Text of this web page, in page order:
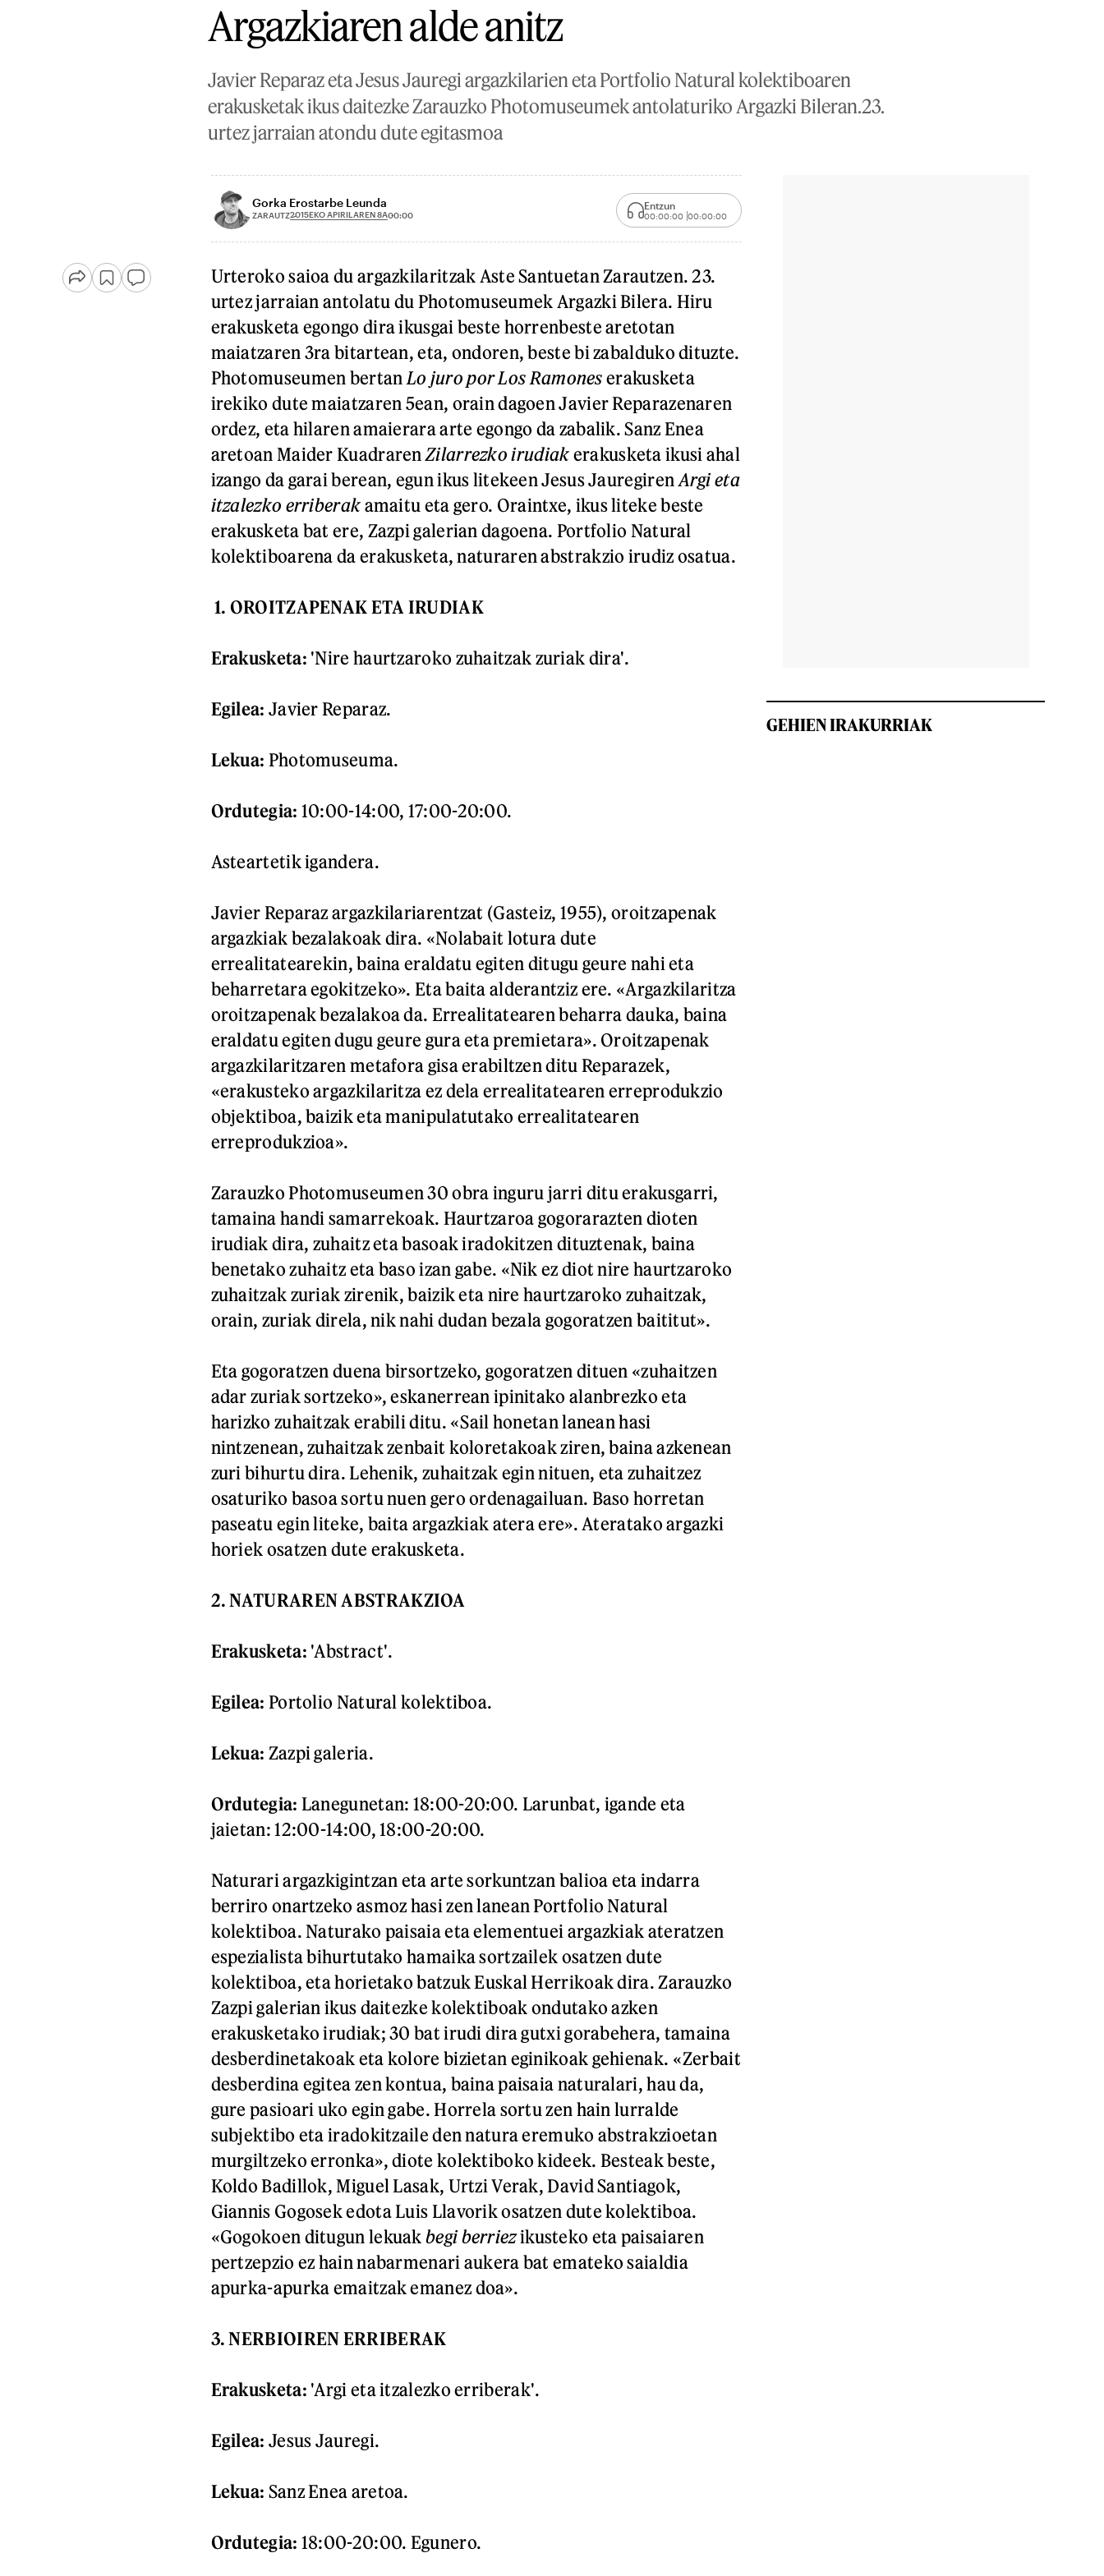
Argazkiaren alde anitz
Javier Reparaz eta Jesus Jauregi argazkilarien eta Portfolio Natural kolektiboaren
erakusketak ikus daitezke Zarauzko Photomuseumek antolaturiko Argazki Bileran.23.
urtez jarraian atondu dute egitasmoa
Gorka Erostarbe Leunda
ZARAUTZ2015EKO APIRILAREN 8A00:00
Entzun
00:00:00 00:00:00
Urteroko saioa du argazkilaritzak Aste Santuetan Zarautzen. 23.
urtez jarraian antolatu du Photomuseumek Argazki Bilera. Hiru
erakusketa egongo dira ikusgai beste horrenbeste aretotan
maiatzaren 3ra bitartean, eta, ondoren, beste bi zabalduko dituzte.
Photomuseumen bertan Lo juro por Los Ramones erakusketa
irekiko dute maiatzaren 5ean, orain dagoen Javier Reparazenaren
ordez, eta hilaren amaierara arte egongo da zabalik. Sanz Enea
aretoan Maider KuadrarenZilarrezko irudiakerakusketa ikusi ahal
izango da garai berean, egun ikus litekeen Jesus Jauregiren Argi eta
itzalezko erriberakamaitu eta gero. Oraintxe, ikus liteke beste
erakusketa bat ere, Zazpi galerian dagoena. Portfolio Natural
kolektiboarena da erakusketa, naturaren abstrakzio irudiz osatua.
1. OROITZAPENAK ETA IRUDIAK
Erakusketa: 'Nire haurtzaroko zuhaitzak zuriak dira'.
Egilea: Javier Reparaz.
Lekua: Photomuseuma.
Ordutegia: 10:00-14:00, 17:00-20:00.
Asteartetik igandera.
Javier Reparaz argazkilariarentzat (Gasteiz, 1955), oroitzapenak
argazkiak bezalakoak dira. «Nolabait lotura dute
errealitatearekin, baina eraldatu egiten ditugu geure nahi eta
beharretara egokitzeko». Eta baita alderantziz ere. «Argazkilaritza
oroitzapenak bezalakoa da. Errealitatearen beharra dauka, baina
eraldatu egiten dugu geure gura eta premietara». Oroitzapenak
argazkilaritzaren metafora gisa erabiltzen ditu Reparazek,
«erakusteko argazkilaritza ez dela errealitatearen erreprodukzio
objektiboa, baizik eta manipulatutako errealitatearen
erreprodukzioa».
Zarauzko Photomuseumen 30 obra inguru jarri ditu erakusgarri,
tamaina handi samarrekoak. Haurtzaroa gogorarazten dioten
irudiak dira, zuhaitz eta basoak iradokitzen dituztenak, baina
benetako zuhaitz eta baso izan gabe. «Nik ez diot nire haurtzaroko
zuhaitzak zuriak zirenik, baizik eta nire haurtzaroko zuhaitzak,
orain, zuriak direla, nik nahi dudan bezala gogoratzen baititut».
Eta gogoratzen duena birsortzeko, gogoratzen dituen «zuhaitzen
adar zuriak sortzeko», eskanerrean ipinitako alanbrezko eta
harizko zuhaitzak erabili ditu. «Sail honetan lanean hasi
nintzenean, zuhaitzak zenbait koloretakoak ziren, baina azkenean
zuri bihurtu dira. Lehenik, zuhaitzak egin nituen, eta zuhaitzez
osaturiko basoa sortu nuen gero ordenagailuan. Baso horretan
paseatu egin liteke, baita argazkiak atera ere». Ateratako argazki
horiek osatzen dute erakusketa.
2. NATURAREN ABSTRAKZIOA
Erakusketa: 'Abstract'.
Egilea: Portolio Natural kolektiboa.
Lekua: Zazpi galeria.
Ordutegia: Lanegunetan: 18:00-20:00. Larunbat, igande eta
jaietan: 12:00-14:00, 18:00-20:00.
Naturari argazkigintzan eta arte sorkuntzan balioa eta indarra
berriro onartzeko asmoz hasi zen lanean Portfolio Natural
kolektiboa. Naturako paisaia eta elementuei argazkiak ateratzen
espezialista bihurtutako hamaika sortzailek osatzen dute
kolektiboa, eta horietako batzuk Euskal Herrikoak dira. Zarauzko
Zazpi galerian ikus daitezke kolektiboak ondutako azken
erakusketako irudiak; 30 bat irudi dira gutxi gorabehera, tamaina
desberdinetakoak eta kolore bizietan eginikoak gehienak. «Zerbait
desberdina egitea zen kontua, baina paisaia naturalari, hau da,
gure pasioari uko egin gabe. Horrela sortu zen hain lurralde
subjektibo eta iradokitzaile den natura eremuko abstrakzioetan
murgiltzeko erronka», diote kolektiboko kideek. Besteak beste,
Koldo Badillok, Miguel Lasak, Urtzi Verak, David Santiagok,
Giannis Gogosek edota Luis Llavorik osatzen dute kolektiboa.
«Gogokoen ditugun lekuakbegi berriezikusteko eta paisaiaren
pertzepzio ez hain nabarmenari aukera bat emateko saialdia
apurka-apurka emaitzak emanez doa».
3. NERBIOIREN ERRIBERAK
Erakusketa: 'Argi eta itzalezko erriberak'.
Egilea: Jesus Jauregi.
Lekua: Sanz Enea aretoa.
Ordutegia: 18:00-20:00. Egunero.
GEHIEN IRAKURRIAK